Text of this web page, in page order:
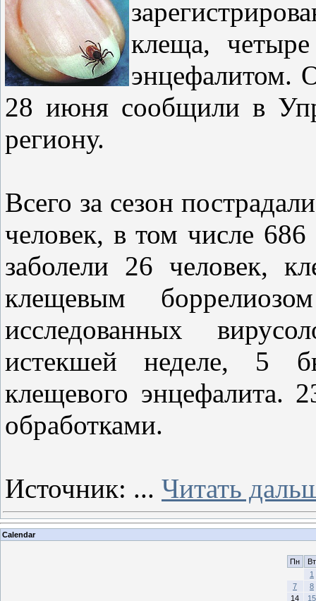
клеща,
энцефалитом.
28 июня сообщили в
региону.
Всего за сезон
человек, в том числе
заболели 26 человек,
клещевым
исследованных
истекшей неделе, 5
клещевого энцефалита.
обработками.
Источник: ... Читать
Calendar
Пн
Вт
1
7
8
14
15